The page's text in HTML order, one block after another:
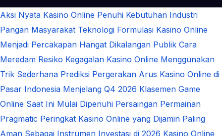
Aksi Nyata Kasino Online Penuhi Kebutuhan Industri
Pangan Masyarakat Teknologi Formulasi Kasino Online
Menjadi Percakapan Hangat Dikalangan Publik Cara
Meredam Resiko Kegagalan Kasino Online Menggunakan
Trik Sederhana Prediksi Pergerakan Arus Kasino Online di
Pasar Indonesia Menjelang Q4 2026 Klasemen Game
Online Saat Ini Mulai Dipenuhi Persaingan Permainan
Pragmatic Peringkat Kasino Online yang Dijamin Paling
Aman Sebagai Instrumen Investasi di 2026 Kasino Online